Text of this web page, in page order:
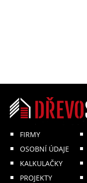
FIRMY
OSOBNÍ ÚDAJE
KALKULAČKY
PROJEKTY